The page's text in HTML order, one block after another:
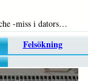
-miss i dators…
Felsökning